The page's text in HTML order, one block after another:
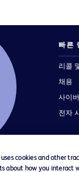
빠른
리콜
채용
사이
전자
cookies and other
about how you interact